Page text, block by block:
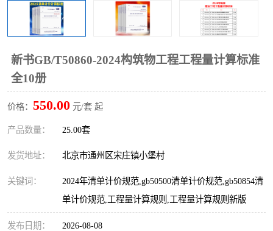
新书GB/T50860-2024构筑物工程工程量计算标准
全10册
价格： 550.00 元/套 起
产品数量： 25.00套
发货地址： 北京市通州区宋庄镇小堡村
关键词：
2024年清单计价规范,gb50500清单计价规范,gb50854清
单计价规范,工程量计算规则,工程量计算规则新版
发布日期： 2026-08-08
石油建设安装工程预算定 长输管道工程检修维修预
算定额
山东省工程预算定额 法律图书
电网技改,拆除,检修定额 炼油化工计价依据定额
信息通信建设工程预算定
额
火力发电机组检修定额
湖北建设工程消耗量定额
煤炭建设工程预算定额 钢铁检修工程预算定额
黄金矿山工程预算定额 冶金工业矿山建设工程预
算定额2
冶金工业建设工程预算定 人防工程预算定额